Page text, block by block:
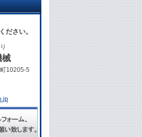
ださい。
械
10205-5